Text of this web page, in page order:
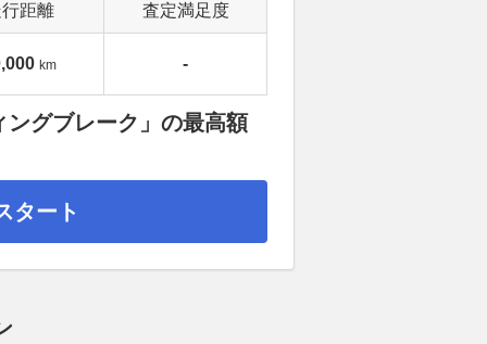
距離 査定満足度
km -
グブレーク」の最高額
タート